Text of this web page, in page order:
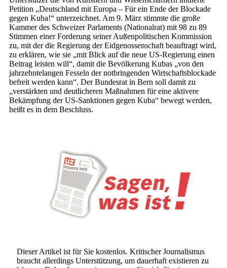
Petition „Deutschland mit Europa – Für ein Ende der Blockade
gegen Kuba!“ unterzeichnet. Am 9. März stimmte die große
Kammer des Schweizer Parlaments (Nationalrat) mit 98 zu 89
Stimmen einer Forderung seiner Außenpolitischen Kommission
zu, mit der die Regierung der Eidgenossenschaft beauftragt wird,
zu erklären, wie sie „mit Blick auf die neue US-Regierung einen
Beitrag leisten will“, damit die Bevölkerung Kubas „von den
jahrzehntelangen Fesseln der notbringenden Wirtschaftsblockade
befreit werden kann“. Der Bundesrat in Bern soll damit zu
„verstärkten und deutlicheren Maßnahmen für eine aktivere
Bekämpfung der US-Sanktionen gegen Kuba“ bewegt werden,
heißt es in dem Beschluss.
Dieser Artikel ist für Sie kostenlos. Kritischer Journalismus
braucht allerdings Unterstützung, um dauerhaft existieren zu